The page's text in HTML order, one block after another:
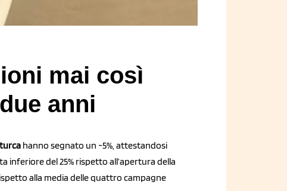
mai così
anni
hanno segnato un -5%, attestandosi
inferiore del 25% rispetto all’apertura della
alla media delle quattro campagne